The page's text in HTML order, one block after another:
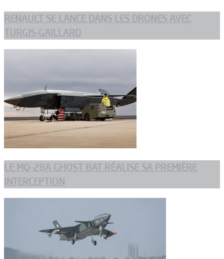
RENAULT SE LANCE DANS LES DRONES AVEC
TURGIS-GAILLARD
LE MQ-28A GHOST BAT RÉALISE SA PREMIÈRE
INTERCEPTION